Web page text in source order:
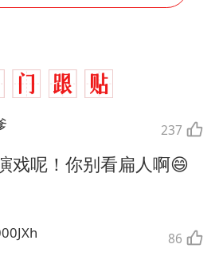
237
戏呢！你别看扁人啊😄
86